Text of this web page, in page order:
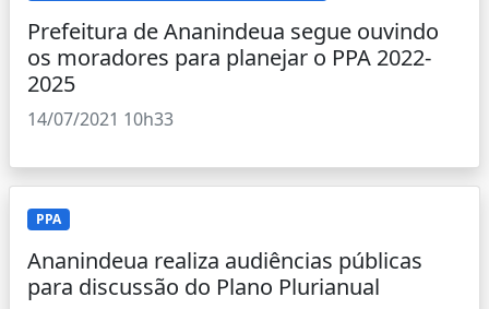
Prefeitura de Ananindeua segue ouvindo
os moradores para planejar o PPA 2022-
2025
14/07/2021 10h33
PPA
Ananindeua realiza audiências públicas
para discussão do Plano Plurianual